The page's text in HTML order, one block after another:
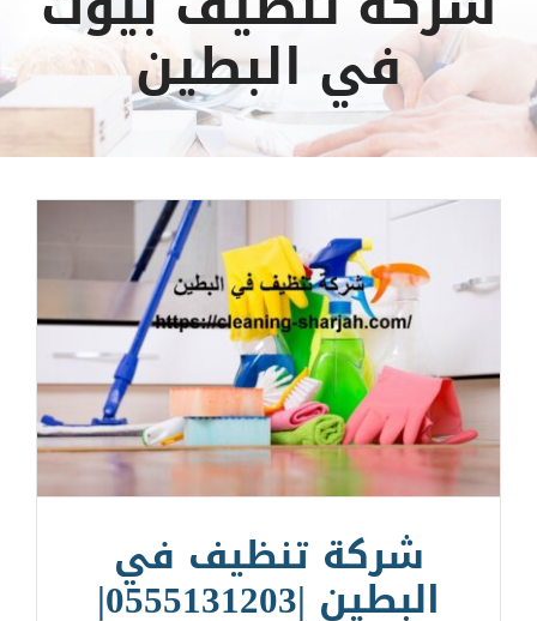
في البطين
شركة تنظيف في
البطين |0555131203|